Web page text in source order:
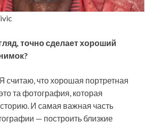
точно сделает хороший
считаю, что хорошая портретная
та фотография, которая
И самая важная часть
— построить близкие